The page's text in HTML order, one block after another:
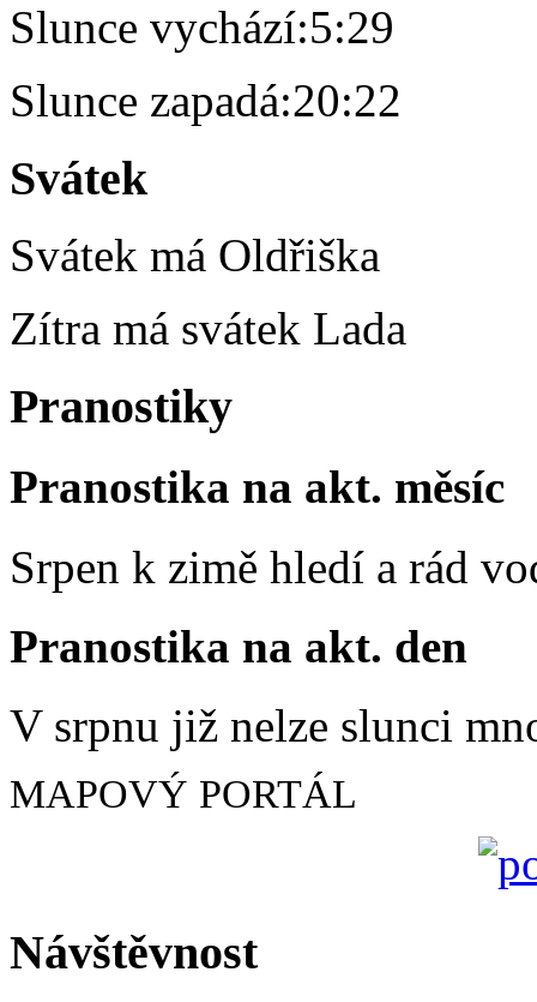
Slunce vychází:5:29
Slunce zapadá:20:22
Svátek
Svátek má Oldřiška
Zítra má svátek Lada
Pranostiky
Pranostika na akt. měsíc
Srpen k zimě hledí a rád
Pranostika na akt. den
V srpnu již nelze slunci
MAPOVÝ PORTÁL
Návštěvnost